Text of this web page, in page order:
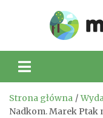
Strona główna
Nadkom. Marek Ptak